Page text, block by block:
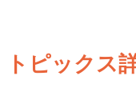
トピックス